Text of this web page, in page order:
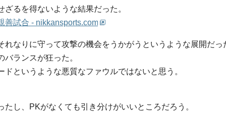
るを得ないような結果だった。
善試合 - nikkansports.com
れなりに守って攻撃の機会をうかがうというような展開だっ
ランスが狂った。
というような悪質なファウルではないと思う。
し、PKがなくても引き分けがいいところだろう。